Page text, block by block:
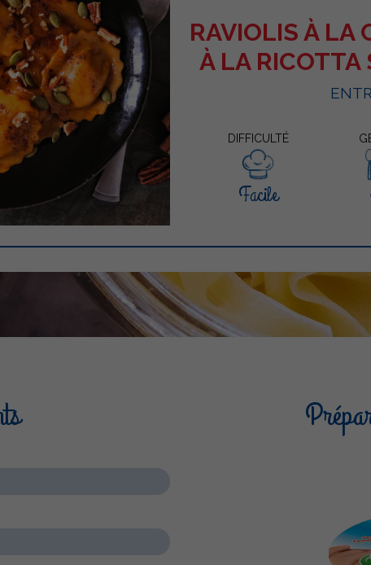
RAVIOLIS À LA
À LA RICOTTA
DIFFICULTÉ
Facile